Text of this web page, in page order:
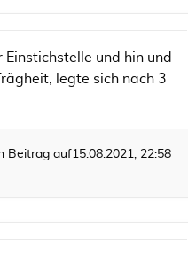
und hin und
legte sich nach 3
15.08.2021, 22:58
Beitrag auf